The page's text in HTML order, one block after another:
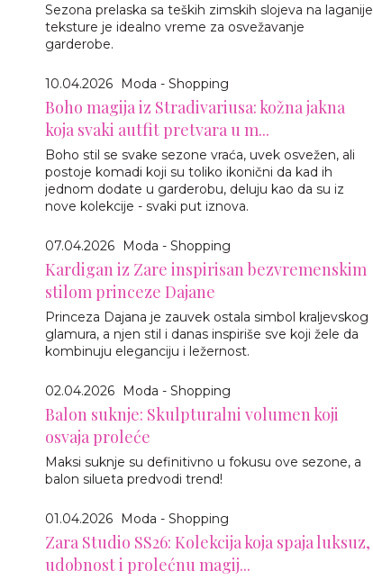
Sezona prelaska sa teških zimskih slojeva na laganije
teksture je idealno vreme za osvežavanje
garderobe.
10.04.2026 Moda - Shopping
Boho magija iz Stradivariusa: kožna jakna
koja svaki autfit pretvara u m...
Boho stil se svake sezone vraća, uvek osvežen, ali
postoje komadi koji su toliko ikonični da kad ih
jednom dodate u garderobu, deluju kao da su iz
nove kolekcije - svaki put iznova.
07.04.2026 Moda - Shopping
Kardigan iz Zare inspirisan bezvremenskim
stilom princeze Dajane
Princeza Dajana je zauvek ostala simbol kraljevskog
glamura, a njen stil i danas inspiriše sve koji žele da
kombinuju eleganciju i ležernost.
02.04.2026 Moda - Shopping
Balon suknje: Skulpturalni volumen koji
osvaja proleće
Maksi suknje su definitivno u fokusu ove sezone, a
balon silueta predvodi trend!
01.04.2026 Moda - Shopping
Zara Studio SS26: Kolekcija koja spaja luksuz,
udobnost i prolećnu magij...